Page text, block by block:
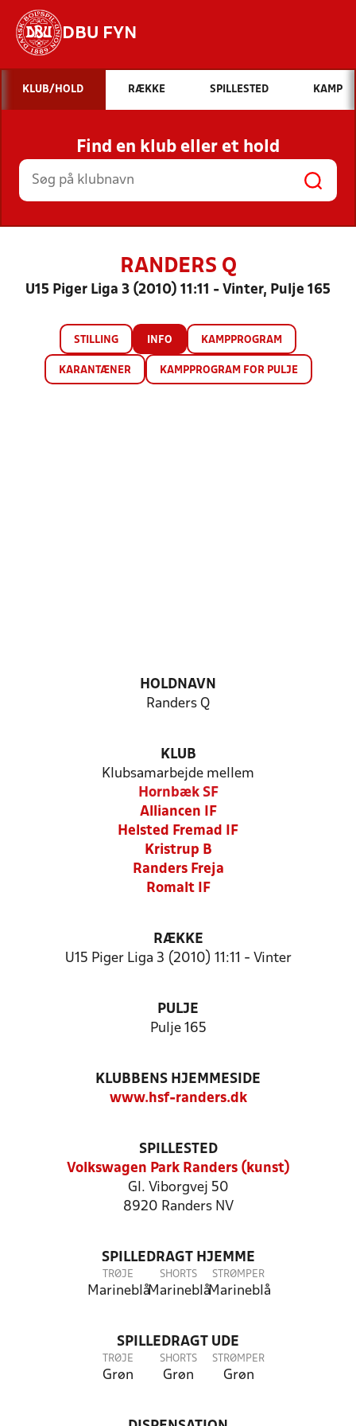
DBU FYN
Hvad vil du søge efter?
INDHOLD OG NYHEDER
STILLINGER, RESULTATER, KLUBBER OG
HOLD
KLUB/HOLD RÆKKE SPILLESTED KAMP
Find en klub eller et hold
RANDERS Q
U15 Piger Liga 3 (2010) 11:11 - Vinter, Pulje 165
STILLING INFO KAMPPROGRAM
KARANTÆNER KAMPPROGRAM FOR PULJE
HOLDNAVN
Randers Q
KLUB
Klubsamarbejde mellem
Hornbæk SF
Alliancen IF
Helsted Fremad IF
Kristrup B
Randers Freja
Romalt IF
RÆKKE
U15 Piger Liga 3 (2010) 11:11 - Vinter
PULJE
Pulje 165
KLUBBENS HJEMMESIDE
www.hsf-randers.dk
SPILLESTED
Volkswagen Park Randers (kunst)
Gl. Viborgvej 50
8920 Randers NV
SPILLEDRAGT HJEMME
TRØJE
Marineblå
SHORTS
Marineblå
STRØMPER
Marineblå
SPILLEDRAGT UDE
TRØJE
Grøn
SHORTS
Grøn
STRØMPER
Grøn